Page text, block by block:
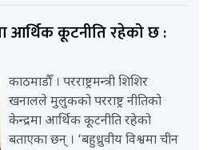
आर्थिक कूटनीति रहेको छ :
काठमाडौँ । परराष्ट्रमन्त्री शिशिर
खनालले मुलुकको परराष्ट्र नीतिको
केन्द्रमा आर्थिक कूटनीति रहेको
बताएका छन् । ‘बहुध्रुवीय विश्वमा चीन